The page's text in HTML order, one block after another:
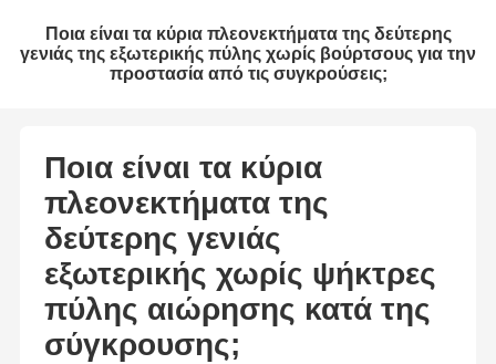
Ποια είναι τα κύρια πλεονεκτήματα της δεύτερης
γενιάς της εξωτερικής πύλης χωρίς βούρτσους για την
προστασία από τις συγκρούσεις;
Ποια είναι τα κύρια
πλεονεκτήματα της
δεύτερης γενιάς
εξωτερικής χωρίς ψήκτρες
πύλης αιώρησης κατά της
σύγκρουσης;